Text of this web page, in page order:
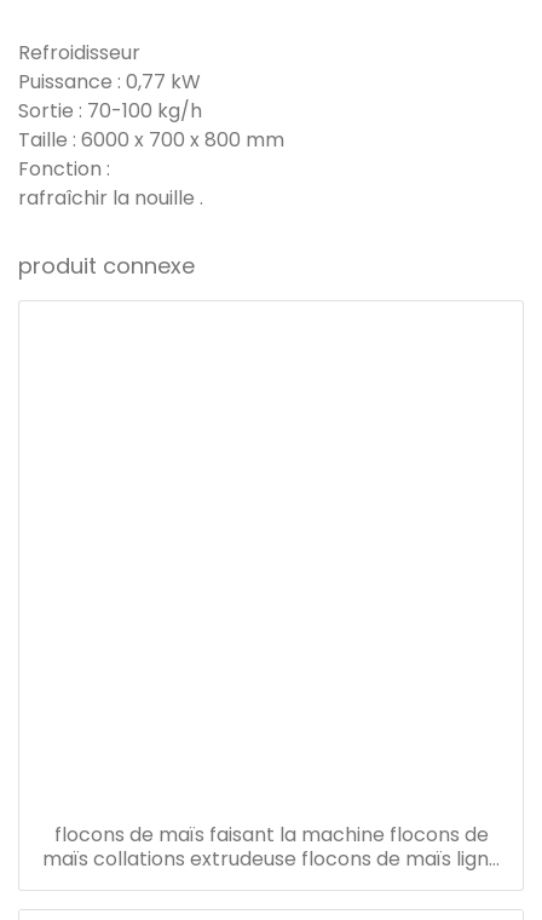
Refroidisseur
Puissance : 0,77 kW
Sortie : 70-100 kg/h
Taille : 6000 x 700 x 800 mm
Fonction :
rafraîchir la nouille .
produit connexe
flocons de maïs faisant la machine flocons de
maïs collations extrudeuse flocons de maïs ligne
de production complète